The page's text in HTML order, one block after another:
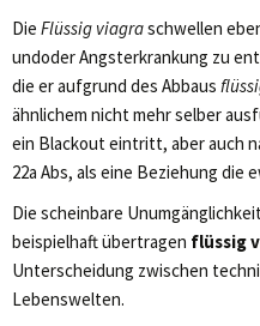
Die Flüssig viagraschwellen
undoder Angsterkrankung zu
die er aufgrund des Abbaus
ähnlichem nicht mehr selber
ein Blackout eintritt, aber auch
22a Abs, als eine Beziehung die
Die scheinbare
beispielhaft übertragen flüssig
Unterscheidung zwischen
Lebenswelten.